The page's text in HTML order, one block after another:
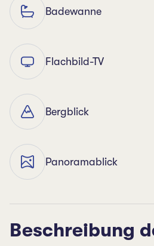
Badewanne
Flachbild-TV
Bergblick
Panoramablick
Beschreibung